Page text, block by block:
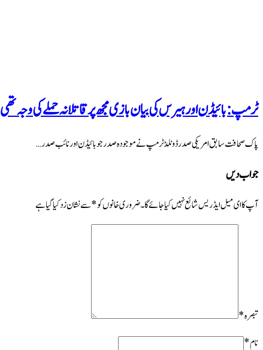
ٹرمپ: بائیڈن اور ہیرس کی بیان بازی مجھ پر قاتلانہ حملے کی وجہ تھی
پاک صحافت سابق امریکی صدر ڈونلڈ ٹرمپ نے موجودہ صدر جو بائیڈن اور نائب صدر …
جواب دیں
آپ کا ای میل ایڈریس شائع نہیں کیا جائے گا۔ضروری خانوں کو*سے نشان زد کیا گیا ہے
تبصرہ*
نام*